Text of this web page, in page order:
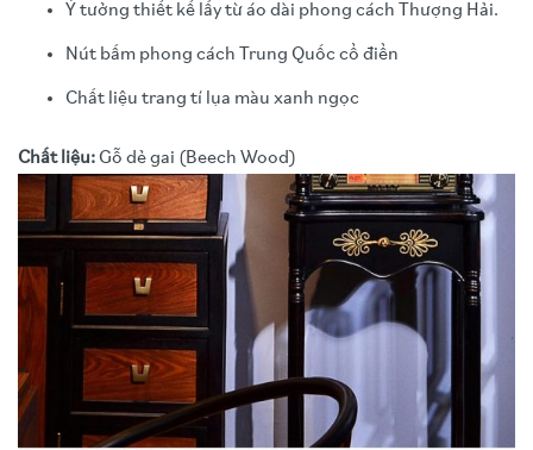
Ý tưởng thiết kế lấy từ áo dài phong cách Thượng Hải.
Nút bấm phong cách Trung Quốc cổ điển
Chất liệu trang tí lụa màu xanh ngọc
Chất liệu:Gỗ dẻ gai (Beech Wood)